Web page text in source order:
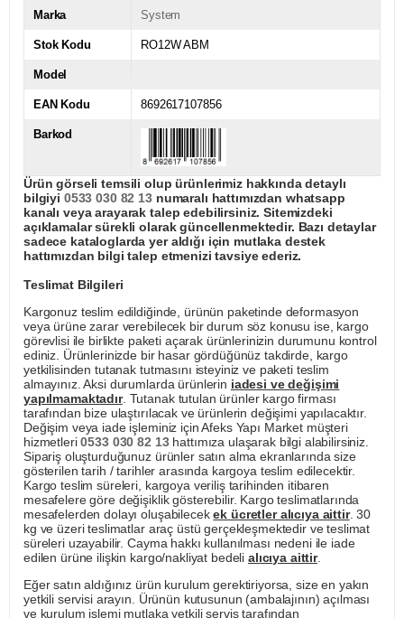
Marka System
Stok Kodu RO12W ABM
Model
EAN Kodu 8692617107856
Barkod
Ürün görseli temsili olup ürünlerimiz hakkında detaylı
bilgiyi 0533 030 82 13numaralı hattımızdan whatsapp
kanalı veya arayarak talep edebilirsiniz. Sitemizdeki
açıklamalar sürekli olarak güncellenmektedir. Bazı detaylar
sadece kataloglarda yer aldığı için mutlaka destek
hattımızdan bilgi talep etmenizi tavsiye ederiz.
Teslimat Bilgileri
Kargonuz teslim edildiğinde, ürünün paketinde deformasyon
veya ürüne zarar verebilecek bir durum söz konusu ise, kargo
görevlisi ile birlikte paketi açarak ürünlerinizin durumunu kontrol
ediniz. Ürünlerinizde bir hasar gördüğünüz takdirde, kargo
yetkilisinden tutanak tutmasını isteyiniz ve paketi teslim
almayınız. Aksi durumlarda ürünlerin iadesi ve değişimi
yapılmamaktadır. Tutanak tutulan ürünler kargo firması
tarafından bize ulaştırılacak ve ürünlerin değişimi yapılacaktır.
Değişim veya iade işleminiz için Afeks Yapı Market müşteri
hizmetleri0533 030 82 13hattımıza ulaşarak bilgi alabilirsiniz.
Sipariş oluşturduğunuz ürünler satın alma ekranlarında size
gösterilen tarih / tarihler arasında kargoya teslim edilecektir.
Kargo teslim süreleri, kargoya veriliş tarihinden itibaren
mesafelere göre değişiklik gösterebilir. Kargo teslimatlarında
mesafelerden dolayı oluşabilecekek ücretler alıcıya aittir. 30
kg ve üzeri teslimatlar araç üstü gerçekleşmektedir ve teslimat
süreleri uzayabilir. Cayma hakkı kullanılması nedeni ile iade
edilen ürüne ilişkin kargo/nakliyat bedeli alıcıya aittir.
Eğer satın aldığınız ürün kurulum gerektiriyorsa, size en yakın
yetkili servisi arayın. Ürünün kutusunun (ambalajının) açılması
ve kurulum işlemi mutlaka yetkili servis tarafından